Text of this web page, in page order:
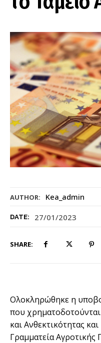
AUTHOR: Kea_admin
DATE: 27/01/2023
SHARE:
Ολοκληρώθηκε η
που
και Ανθεκτικότητας
Γραμματεία Αγροτικής